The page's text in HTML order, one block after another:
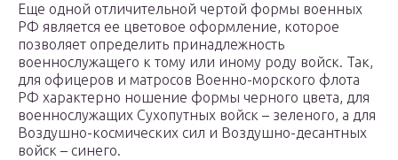
Еще одной отличительной чертой формы военных
РФ является ее цветовое оформление, которое
позволяет определить принадлежность
военнослужащего к тому или иному роду войск. Так,
для офицеров и матросов Военно-морского флота
РФ характерно ношение формы черного цвета, для
военнослужащих Сухопутных войск – зеленого, а для
Воздушно-космических сил и Воздушно-десантных
войск – синего.